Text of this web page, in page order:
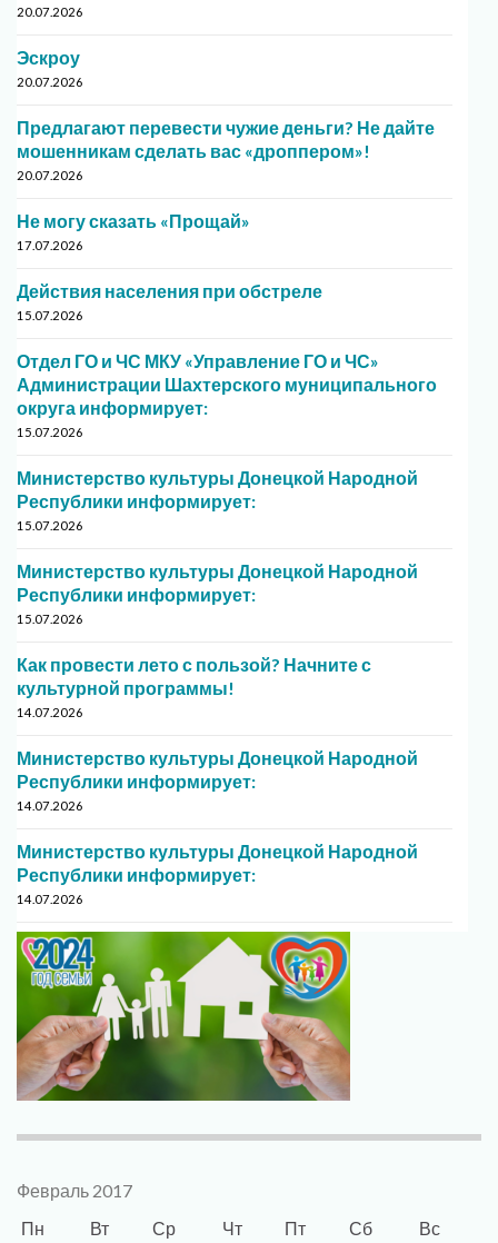
20.07.2026
Эскроу
20.07.2026
Предлагают перевести чужие деньги? Не дайте
мошенникам сделать вас «дроппером»!
20.07.2026
Не могу сказать «Прощай»
17.07.2026
Действия населения при обстреле
15.07.2026
Отдел ГО и ЧС МКУ «Управление ГО и ЧС»
Администрации Шахтерского муниципального
округа информирует:
15.07.2026
Министерство культуры Донецкой Народной
Республики информирует:
15.07.2026
Министерство культуры Донецкой Народной
Республики информирует:
15.07.2026
Как провести лето с пользой? Начните с
культурной программы!
14.07.2026
Министерство культуры Донецкой Народной
Республики информирует:
14.07.2026
Министерство культуры Донецкой Народной
Республики информирует:
14.07.2026
Февраль 2017
Пн
Вт Ср Чт Пт Сб Вс